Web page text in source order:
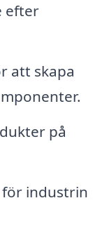
efter
att skapa
på
industrin